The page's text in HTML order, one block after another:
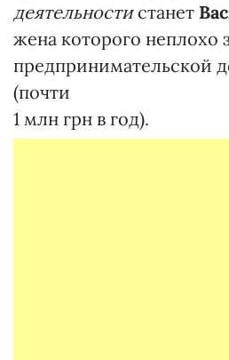
деятельностистанет
жена которого неплохо
предпринимательской
(почти
1 млн грн в год).